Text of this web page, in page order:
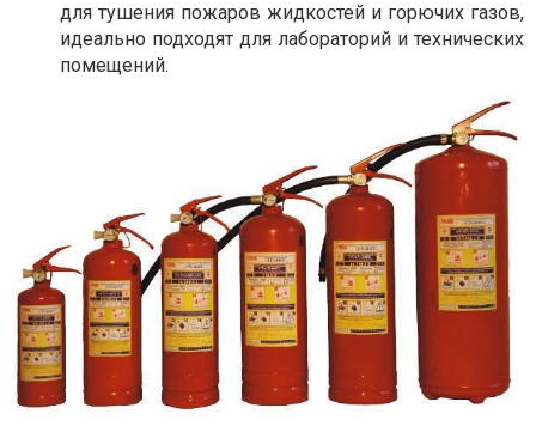
для тушения пожаров жидкостей и горючих газов,
идеально подходят для лабораторий и технических
помещений.